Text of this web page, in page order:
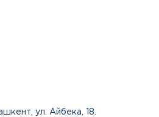
ул. Айбека, 18.